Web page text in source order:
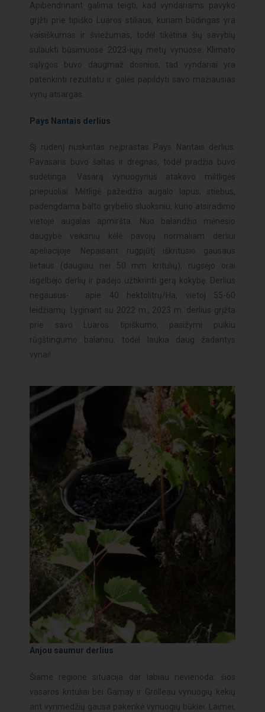
Apibendrinant galima teigti, kad vyndariams pavyko
grįžti prie tipiško Luaros stiliaus, kuriam būdingas yra
vaisiškumas ir šviežumas, todėl tikėtina šių savybių
sulaukti būsimuose 2023-iųjų metų vynuose. Klimato
sąlygos buvo daugmaž dosnios, tad vyndariai yra
patenkinti rezultatu ir galės papildyti savo mažiausias
vynų atsargas.
Pays Nantais derlius
Šį rudenį nuskintas neįprastas Pays Nantais derlius.
Pavasaris buvo šaltas ir drėgnas, todėl pradžia buvo
sudėtinga. Vasarą vynuogynus atakavo miltligės
priepuoliai. Miltligė pažeidžia augalo lapus, stiebus,
padengdama balto grybelio sluoksniu, kurio atsiradimo
vietoje augalas apmiršta. Nuo balandžio mėnesio
daugybė veiksnių kėlė pavojų normaliam derliui
apeliacijoje. Nepaisant rugpjūtį iškritusio gausaus
lietaus (daugiau nei 50 mm kritulių), rugsėjo orai
išgelbėjo derlių ir padėjo užtikrinti gerą kokybę. Derlius
negausus- apie 40 hektolitrų/Ha, vietoj 55-60
leidžiamų. Lyginant su 2022 m., 2023 m. derlius grįžta
prie savo Luaros tipiškumo, pasižymi puikiu
rūgštingumo balansu, todėl laukia daug žadantys
vynai!
Anjou saumur derlius
Šiame regione situacija dar labiau nevienoda: šios
vasaros krituliai bei Gamay ir Grolleau vynuogių kekių
ant vynmedžių gausa pakenkė vynuogių būklei. Laimei,